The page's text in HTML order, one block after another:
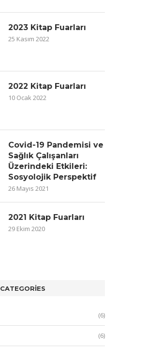
2023 Kitap Fuarları
25 Kasım 2022
2022 Kitap Fuarları
10 Ocak 2022
Covid-19 Pandemisi ve
Sağlık Çalışanları
Üzerindeki Etkileri:
Sosyolojik Perspektif
26 Mayıs 2021
2021 Kitap Fuarları
29 Ekim 2020
CATEGORIES
(6)
(6)